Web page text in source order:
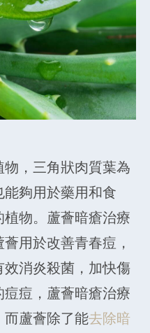
，三角狀肉質葉為
夠用於藥用和食
物。蘆薈暗瘡治療
用於改善青春痘，
消炎殺菌，加快傷
痘，蘆薈暗瘡治療
而蘆薈除了能去除暗